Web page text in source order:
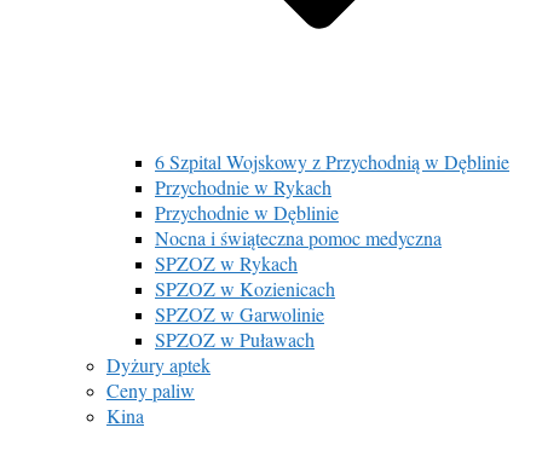
6 Szpital Wojskowy z Przychodnią w Dęblinie
Przychodnie w Rykach
Przychodnie w Dęblinie
Nocna i świąteczna pomoc medyczna
SPZOZ w Rykach
SPZOZ w Kozienicach
SPZOZ w Garwolinie
SPZOZ w Puławach
Dyżury aptek
Ceny paliw
Kina